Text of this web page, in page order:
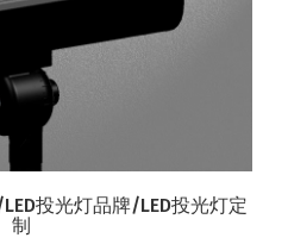
投光灯品牌/LED投光灯定
制